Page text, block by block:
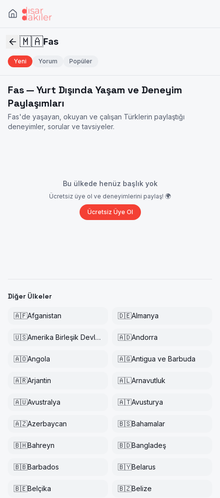
🇲🇦Fas
Yeni Yorum Popüler
Fas— Yurt Dışında Yaşam ve Deneyim
Paylaşımları
Fas'de yaşayan, okuyan ve çalışan Türklerin paylaştığı
deneyimler, sorular ve tavsiyeler.
Bu ülkede henüz başlık yok
Ücretsiz üye ol ve deneyimlerini paylaş! 🌍
Ücretsiz Üye Ol
Diğer Ülkeler
🇦🇫Afganistan 🇩🇪Almanya
🇺🇸 Amerika Birleşik Devletleri 🇦🇩Andorra
🇦🇴Angola 🇦🇬Antigua ve Barbuda
🇦🇷Arjantin 🇦🇱Arnavutluk
🇦🇺Avustralya 🇦🇹Avusturya
🇦🇿Azerbaycan 🇧🇸Bahamalar
🇧🇭Bahreyn 🇧🇩Bangladeş
🇧🇧Barbados 🇧🇾Belarus
🇧🇪Belçika 🇧🇿Belize